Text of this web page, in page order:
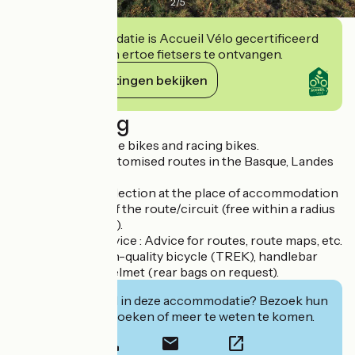
Deze accommodatie is Accueil Vélo gecertificeerd
en verbindt zich ertoe fietsers te ontvangen.
Haar verplichtingen bekijken
Beschrijving
Lease of all-surface bikes and racing bikes.
Bike rides and customised routes in the Basque, Landes
> Delivery and collection at the place of accommodation
or on departure of the route/circuit (free within a radius
of 20km of Anglet).
> Customised service : Advice for routes, route maps, etc.
> Equipment : High-quality bicycle (TREK), handlebar
bag, drink flask, helmet (rear bags on request).
Geïnteresseerd in deze accommodatie? Bezoek hun
website om te boeken of meer te weten te komen.